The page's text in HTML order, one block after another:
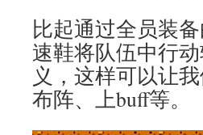
比起通过全员装
速鞋将队伍中行
义，这样可以让
布阵、上buff等。